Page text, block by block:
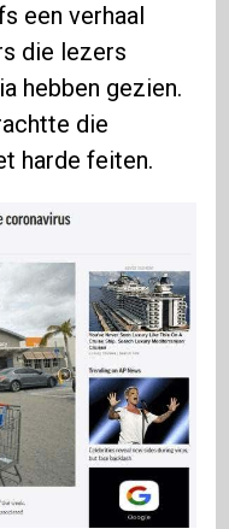
een verhaal
die lezers
hebben gezien.
die
harde feiten.